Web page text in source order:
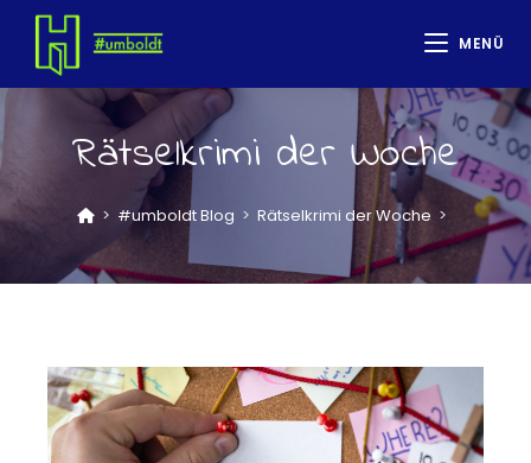
MENÜ
Rätselkrimi der Woche
> #umboldt Blog > Rätselkrimi der Woche >